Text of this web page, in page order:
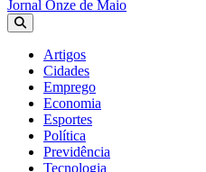
Jornal Onze de Maio
Artigos
Cidades
Emprego
Economia
Esportes
Política
Previdência
Tecnologia